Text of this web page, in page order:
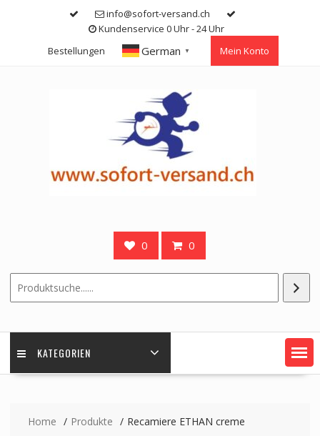
info@sofort-versand.ch
Kundenservice 0 Uhr - 24 Uhr
Bestellungen
German ▼ Mein Konto
0 0
KATEGORIEN
Home Produkte Recamiere ETHAN creme